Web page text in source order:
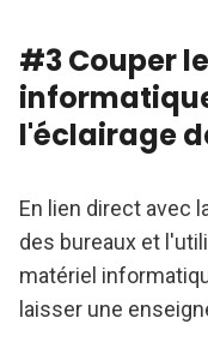
#3 Couper
l'éclairage
En lien direct avec
des bureaux et
matériel
laisser une